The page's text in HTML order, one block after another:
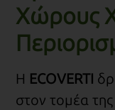
Χώρους
Η ECOVERTI
στον τομέα της